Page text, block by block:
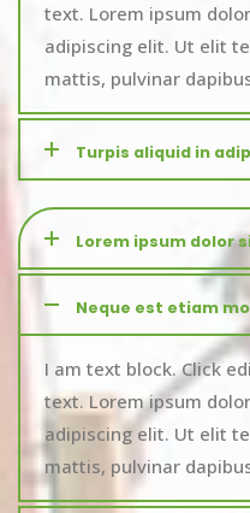
text. Lorem ipsum
adipiscing elit. Ut elit
mattis, pulvinar
Turpis aliquid in
Lorem ipsum dolor
Neque est etiam
I am text block. Click
text. Lorem ipsum
adipiscing elit. Ut elit
mattis, pulvinar